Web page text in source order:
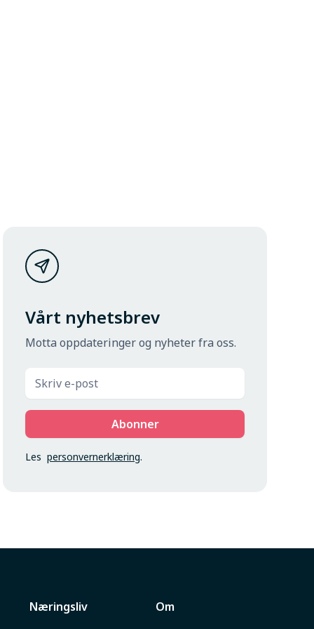
Vårt nyhetsbrev
Motta oppdateringer og nyheter fra oss.
Lespersonvernerklæring.
Næringsliv Om